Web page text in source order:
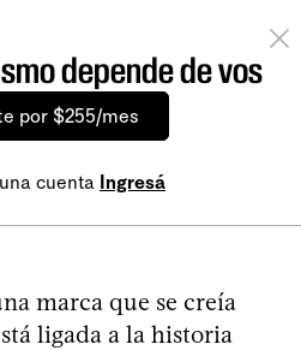
depende de vos
por $255/mes
cuenta Ingresá
marca que se creía
ligada a la historia